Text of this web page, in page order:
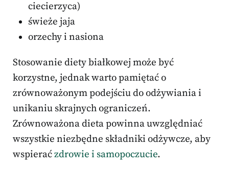
ciecierzyca)
świeże jaja
orzechy i nasiona
Stosowanie diety białkowej może być
korzystne, jednak warto pamiętać o
zrównoważonym podejściu do odżywiania i
unikaniu skrajnych ograniczeń.
Zrównoważona dieta powinna uwzględniać
wszystkie niezbędne składniki odżywcze, aby
wspieraćzdrowie i samopoczucie.